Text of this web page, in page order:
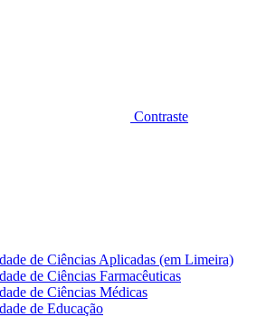
Contraste
de Ciências Aplicadas (em Limeira)
de Ciências Farmacêuticas
de Ciências Médicas
de Educação